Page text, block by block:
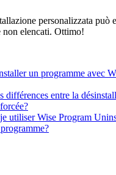
personalizzata può
non elencati. Ottimo!
un programme avec
différences entre la
utiliser Wise Program